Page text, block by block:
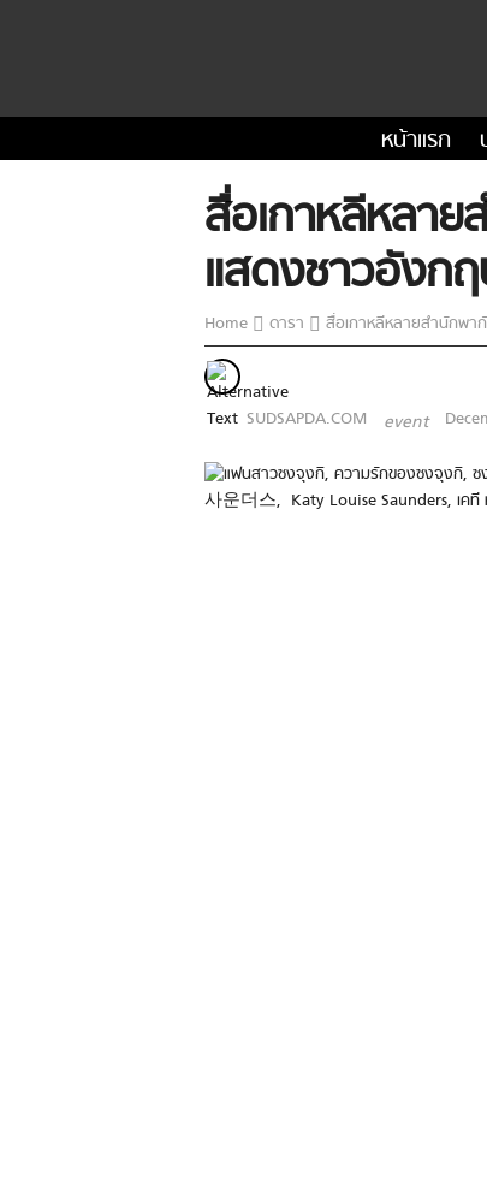
หน้าแรก
สื่อเกาหลีหลา
แสดงชาวอังก
Home ดารา สื่อเกาหลีหลายสำนักพ
SUDSAPDA.COM event